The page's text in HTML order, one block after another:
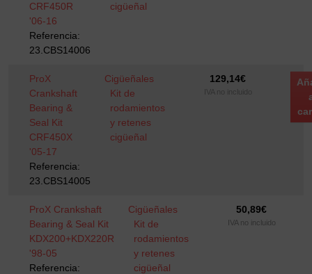
CRF450R
'06-16
Referencia:
23.CBS14006
cigüeñal
ProX
Crankshaft
Bearing &
Seal Kit
CRF450X
'05-17
Referencia:
23.CBS14005
Cigüeñales
Kit de
rodamientos
y retenes
cigüeñal
129,14€
IVA no incluido
ProX Crankshaft
Bearing & Seal Kit
KDX200+KDX220R
'98-05
Referencia:
Cigüeñales
Kit de
rodamientos
y retenes
cigüeñal
50,89€
IVA no incluido